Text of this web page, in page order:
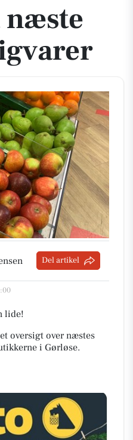
Del artikel
lide!
oversigt over næstes
i Gørløse.